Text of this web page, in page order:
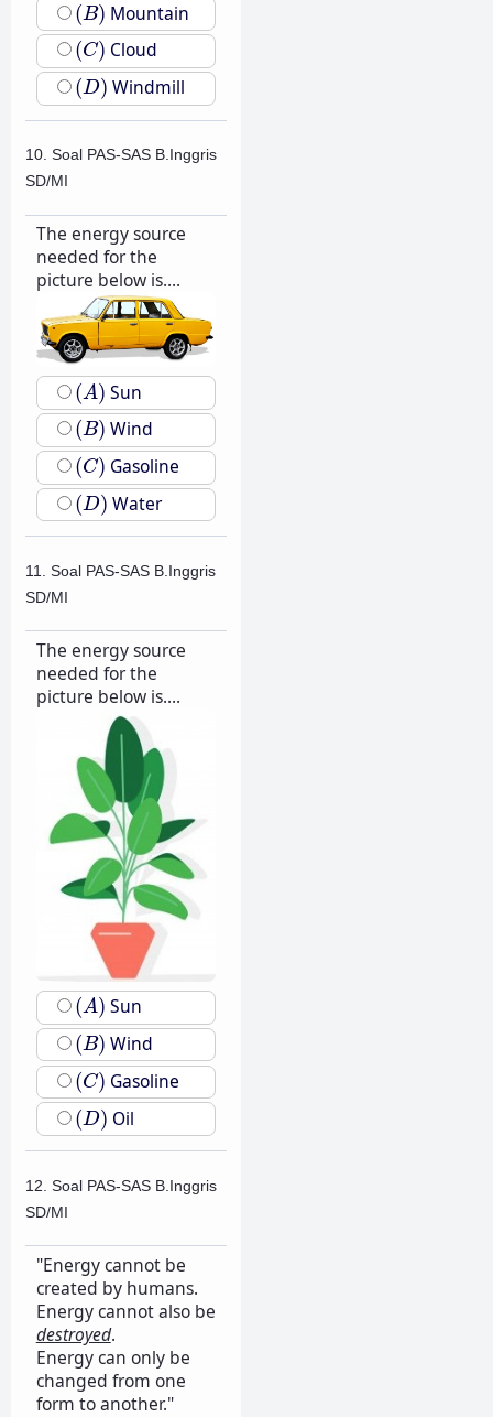
(B) Mountain
(C)
(C) Cloud
(D)
(D) Windmill
10. Soal PAS-SAS B.Inggris
SD/MI
The energy source
needed for the
picture below is....
(A)
(A) Sun
(B)
(B) Wind
(C)
(C) Gasoline
(D)
(D) Water
11. Soal PAS-SAS B.Inggris
SD/MI
The energy source
needed for the
picture below is....
(A)
(A) Sun
(B)
(B) Wind
(C)
(C) Gasoline
(D)
(D) Oil
12. Soal PAS-SAS B.Inggris
SD/MI
"Energy cannot be
created by humans.
Energy cannot also be
destroyed.
Energy can only be
changed from one
form to another."